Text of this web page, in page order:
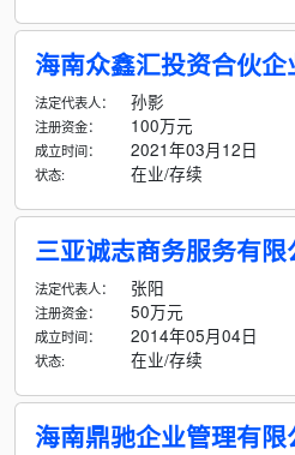
海南众鑫汇投资合伙企
法定代表人： 孙影
注册资金： 100万元
成立时间： 2021年03月12日
状态: 在业/存续
三亚诚志商务服务有限
法定代表人： 张阳
注册资金： 50万元
成立时间： 2014年05月04日
状态: 在业/存续
海南鼎驰企业管理有限